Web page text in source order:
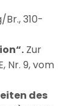
310-
Zur
Nr. 9, vom
des